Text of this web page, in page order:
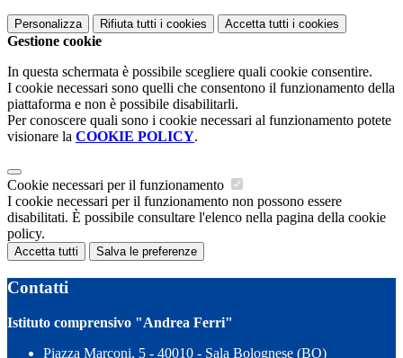
Personalizza Rifiuta tutti i cookies Accetta tutti i cookies
Gestione cookie
In questa schermata è possibile scegliere quali cookie consentire.
I cookie necessari sono quelli che consentono il funzionamento della
piattaforma e non è possibile disabilitarli.
Per conoscere quali sono i cookie necessari al funzionamento potete
visionare la COOKIE POLICY.
Cookie necessari per il funzionamento
I cookie necessari per il funzionamento non possono essere
disabilitati. È possibile consultare l'elenco nella pagina della cookie
policy.
Accetta tutti Salva le preferenze
Contatti
Istituto comprensivo "Andrea Ferri"
Piazza Marconi, 5 - 40010 - Sala Bolognese (BO)